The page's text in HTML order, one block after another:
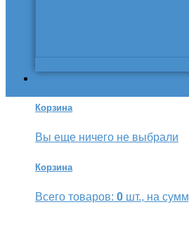
Корзина
Вы еще ничего не выбрали
Корзина
Всего товаров: 0 шт., на